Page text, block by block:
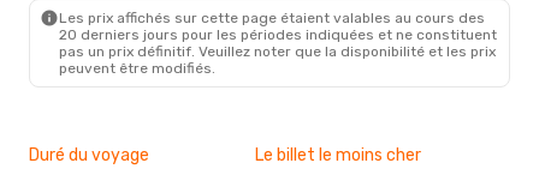
Les prix affichés sur cette page étaient valables au cours des
20 derniers jours pour les périodes indiquées et ne constituent
pas un prix définitif. Veuillez noter que la disponibilité et les prix
peuvent être modifiés.
Duré du voyage Le billet le moins cher